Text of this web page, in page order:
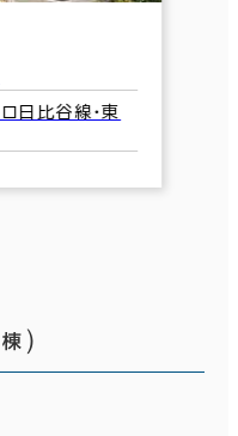
中央区日本橋茅場町
交通：茅場町駅(東京
棟 ）